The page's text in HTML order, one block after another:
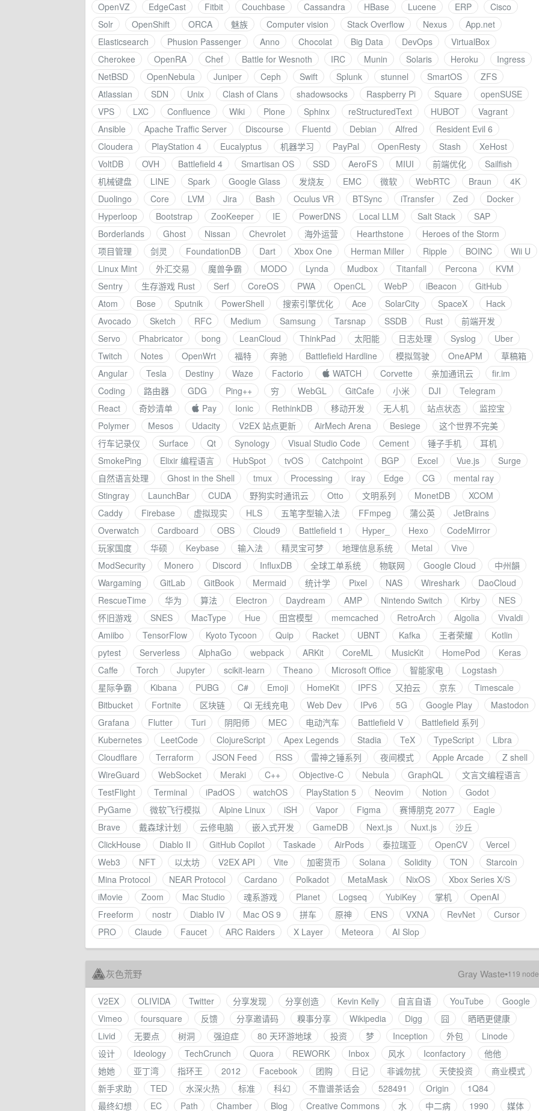
OpenVZ
EdgeCast Fitbit Couchbase Cassandra HBase Lucene ERP
Cisco
Solr
OpenShift ORCA 魅族 Computer vision Stack Overflow Nexus
App.net
Elasticsearch
Phusion Passenger Anno Chocolat Big Data DevOps
VirtualBox
Cherokee
OpenRA Chef Battle for Wesnoth IRC Munin Solaris Heroku
Ingress
NetBSD
OpenNebula Juniper Ceph Swift Splunk stunnel SmartOS
ZFS
Atlassian
SDN Unix Clash of Clans shadowsocks Raspberry Pi Square
openSUSE
VPS
LXC Confluence Wiki Plone Sphinx reStructuredText HUBOT
Vagrant
Ansible
Apache Traffic Server Discourse Fluentd Debian Alfred
Resident Evil 6
Cloudera
PlayStation 4 Eucalyptus 机器学习 PayPal OpenResty Stash
XeHost
VoltDB
OVH Battlefield 4 Smartisan OS SSD AeroFS MIUI 前端优化
Sailfish
机械键盘
LINE Spark Google Glass 发烧友 EMC 微软 WebRTC Braun
4K
Duolingo
Core LVM Jira Bash Oculus VR BTSync iTransfer Zed
Docker
Hyperloop
Bootstrap ZooKeeper IE PowerDNS Local LLM Salt Stack
SAP
Borderlands
Ghost Nissan Chevrolet 海外运营 Hearthstone
Heroes of the Storm
项目管理
剑灵 FoundationDB Dart Xbox One Herman Miller Ripple BOINC
Wii U
Linux Mint
外汇交易 魔兽争霸 MODO Lynda Mudbox Titanfall Percona
KVM
Sentry
生存游戏 Rust Serf CoreOS PWA OpenCL WebP iBeacon
GitHub
Atom
Bose Sputnik PowerShell 搜索引擎优化 Ace SolarCity SpaceX
Hack
Avocado
Sketch RFC Medium Samsung Tarsnap SSDB Rust
前端开发
Servo
Phabricator bong LeanCloud ThinkPad 太阳能 日志处理 Syslog
Uber
Twitch
Notes OpenWrt 福特 奔驰 Battlefield Hardline 模拟驾驶 OneAPM
草稿箱
Angular
Tesla Destiny Waze Factorio  WATCH Corvette 亲加通讯云
fir.im
Coding
路由器 GDG Ping++ 穷 WebGL GitCafe 小米 DJI
Telegram
React
奇妙清单  Pay Ionic RethinkDB 移动开发 无人机 站点状态
监控宝
Polymer
Mesos Udacity V2EX 站点更新 AirMech Arena Besiege
这个世界不完美
行车记录仪
Surface Qt Synology Visual Studio Code Cement 锤子手机
耳机
SmokePing
Elixir 编程语言 HubSpot tvOS Catchpoint BGP Excel Vue.js
Surge
自然语言处理
Ghost in the Shell tmux Processing iray Edge CG
mental ray
Stingray
LaunchBar CUDA 野狗实时通讯云 Otto 文明系列 MonetDB
XCOM
Caddy
Firebase 虚拟现实 HLS 五笔字型输入法 FFmpeg 蒲公英
JetBrains
Overwatch
Cardboard OBS Cloud9 Battlefield 1 Hyper_ Hexo
CodeMirror
玩家国度
华硕 Keybase 输入法 精灵宝可梦 地理信息系统 Metal
Vive
ModSecurity
Monero Discord InfluxDB 全球工单系统 物联网 Google Cloud
中州韻
Wargaming
GitLab GitBook Mermaid 统计学 Pixel NAS Wireshark
DaoCloud
RescueTime
华为 算法 Electron Daydream AMP Nintendo Switch Kirby
NES
怀旧游戏
SNES MacType Hue 田宫模型 memcached RetroArch Algolia
Vivaldi
Amiibo
TensorFlow Kyoto Tycoon Quip Racket UBNT Kafka 王者荣耀
Kotlin
pytest
Serverless AlphaGo webpack ARKit CoreML MusicKit HomePod
Keras
Caffe
Torch Jupyter scikit-learn Theano Microsoft Office 智能家电
Logstash
星际争霸
Kibana PUBG C# Emoji HomeKit IPFS 又拍云 京东
Timescale
Bitbucket
Fortnite 区块链 Qi 无线充电 Web Dev IPv6 5G Google Play
Mastodon
Grafana
Flutter Turi 阴阳师 MEC 电动汽车 Battlefield V
Battlefield 系列
Kubernetes
LeetCode ClojureScript Apex Legends Stadia TeX TypeScript
Libra
Cloudflare
Terraform JSON Feed RSS 雷神之锤系列 夜间模式 Apple Arcade
Z shell
WireGuard
WebSocket Meraki C++ Objective-C Nebula GraphQL
文言文编程语言
TestFlight
Terminal iPadOS watchOS PlayStation 5 Neovim Notion
Godot
PyGame
微软飞行模拟 Alpine Linux iSH Vapor Figma 赛博朋克 2077
Eagle
Brave
戴森球计划 云修电脑 嵌入式开发 GameDB Next.js Nuxt.js
沙丘
ClickHouse
Diablo II GitHub Copilot Taskade AirPods 泰拉瑞亚 OpenCV
Vercel
Web3
NFT 以太坊 V2EX API Vite 加密货币 Solana Solidity TON
Starcoin
Mina Protocol
NEAR Protocol Cardano Polkadot MetaMask NixOS
Xbox Series X/S
iMovie
Zoom Mac Studio 魂系游戏 Planet Logseq YubiKey 掌机
OpenAI
Freeform
nostr Diablo IV Mac OS 9 拼车 原神 ENS VXNA RevNet
Cursor
PRO
Claude Faucet ARC Raiders X Layer Meteora AI Slop
灰色荒野 Gray Waste•119
V2EX OLIVIDA Twitter 分享发现 分享创造 Kevin Kelly 自言自语 YouTube
Google
Vimeo
foursquare 反馈 分享邀请码 糗事分享 Wikipedia Digg 囧
晒晒更健康
Livid
无要点 树洞 强迫症 80 天环游地球 投资 梦 Inception 外包
Linode
设计
Ideology TechCrunch Quora REWORK Inbox 风水 Iconfactory
他他
她她
亚丁湾 指环王 2012 Facebook 团购 日记 非诚勿扰 天使投资
商业模式
新手求助
TED 水深火热 标准 科幻 不靠谱茶话会 528491 Origin
1Q84
最终幻想
EC Path Chamber Blog Creative Commons 水 中二病 1990 媒体